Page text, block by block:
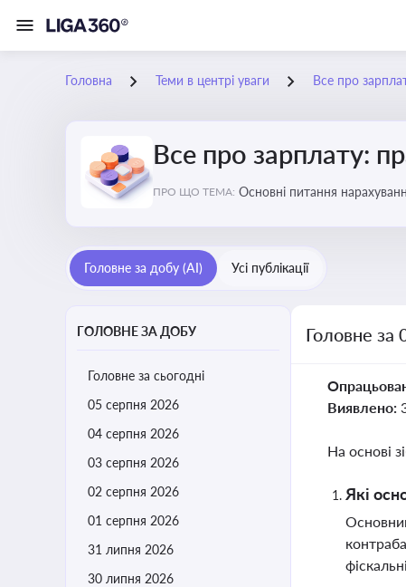
Головна Теми в центрі уваги Все про
Все про зарплату:
ПРО ЩО ТЕМА: Основні питання
Головне за добу (AI) Усі публікації
ГОЛОВНЕ ЗА ДОБУ
Головне за сьогодні
05 серпня 2026
04 серпня 2026
03 серпня 2026
02 серпня 2026
01 серпня 2026
31 липня 2026
30 липня 2026
Головне за
Виявлено:
На основі
Які